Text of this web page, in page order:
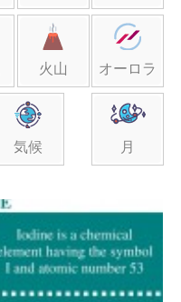
火山 オーロラ
気候 月